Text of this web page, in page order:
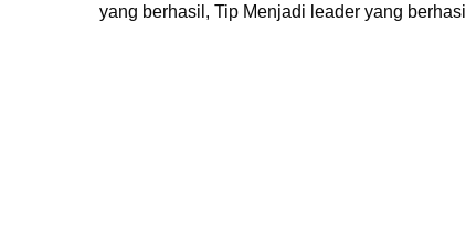
yang berhasil, Tip Menjadi leader yang berhasil